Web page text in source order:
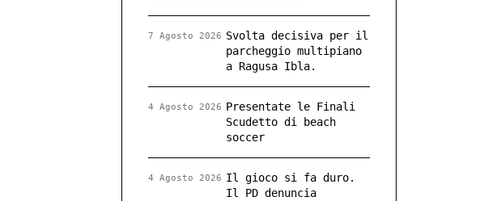
Svolta decisiva per il
parcheggio multipiano
a Ragusa Ibla.
7 Agosto 2026
Presentate le Finali
Scudetto di beach
soccer
4 Agosto 2026
Il gioco si fa duro.
Il PD denuncia
4 Agosto 2026